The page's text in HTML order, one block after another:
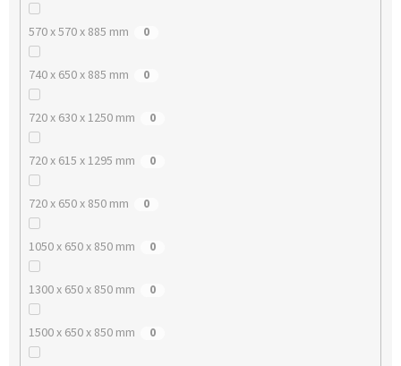
570 x 570 x 885 mm 0
740 x 650 x 885 mm 0
720 x 630 x 1250 mm 0
720 x 615 x 1295 mm 0
720 x 650 x 850 mm 0
1050 x 650 x 850 mm 0
1300 x 650 x 850 mm 0
1500 x 650 x 850 mm 0